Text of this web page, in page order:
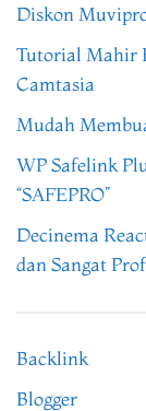
Diskon
Tutorial Mahir
Camtasia
Mudah
WP Safelink
“SAFEPRO”
Decinema
dan Sangat
Backlink
Blogger